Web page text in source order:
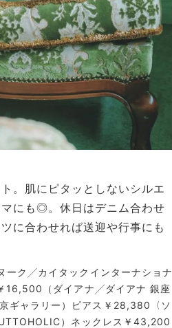
。肌にピタッとしないシルエ
にも◎。休日はデニム合わせ
に合わせれば送迎や行事にも
ーク╱カイタックインターナショナ
16,500（ダイアナ╱ダイアナ 銀座
ギャラリー）ピアス￥28,380〈ソ
）ネックレス￥43,200